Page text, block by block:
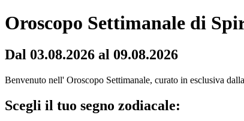
Oroscopo Settimanale di
Dal 03.08.2026 al 09.08.2026
Benvenuto nell' Oroscopo Settimanale, curato in esclusiva
Scegli il tuo segno zodiacale: